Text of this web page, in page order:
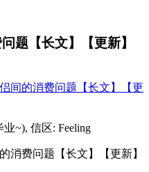
题【长文】【更新】
间的消费问题【长文】【更
~), 信区: Feeling
消费问题【长文】【更新】